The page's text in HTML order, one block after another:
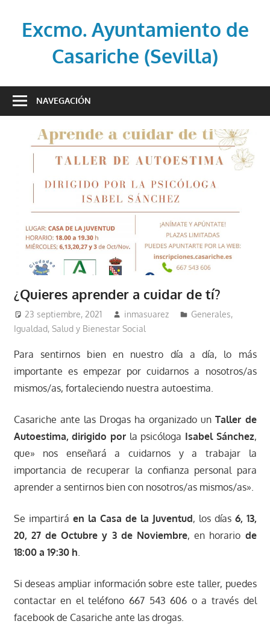
contenidoExcmo. Ayuntamiento de
Casariche (Sevilla)
oficial
Ayuntamiento
(Sevilla)
NAVEGACIÓN
¿Quieres aprender a cuidar de tí?
23 septiembre, 2021 inmasuarez Generales,
Igualdad, Salud y Bienestar Social
Para sentirnos bien en nuestro día a día, lo más
importante es empezar por cuidarnos a nosotros/as
mismos/as, fortaleciendo nuestra autoestima.
Casariche ante las Drogas ha organizado unTaller de
Autoestima, dirigido porla psicóloga Isabel Sánchez,
que» nos enseñará a cuidarnos y a trabajar la
importancia de recuperar la confianza personal para
aprender a sentirnos bien con nosotros/as mismos/as».
Se impartirá en la Casa de la Juventud, los días 6, 13,
20, 27 de Octubre y 3 de Noviembre, en horario de
18:00 a 19:30 h.
Si deseas ampliar información sobre este taller, puedes
contactar en el teléfono 667 543 606 o a través del
facebook de Casariche ante las drogas.